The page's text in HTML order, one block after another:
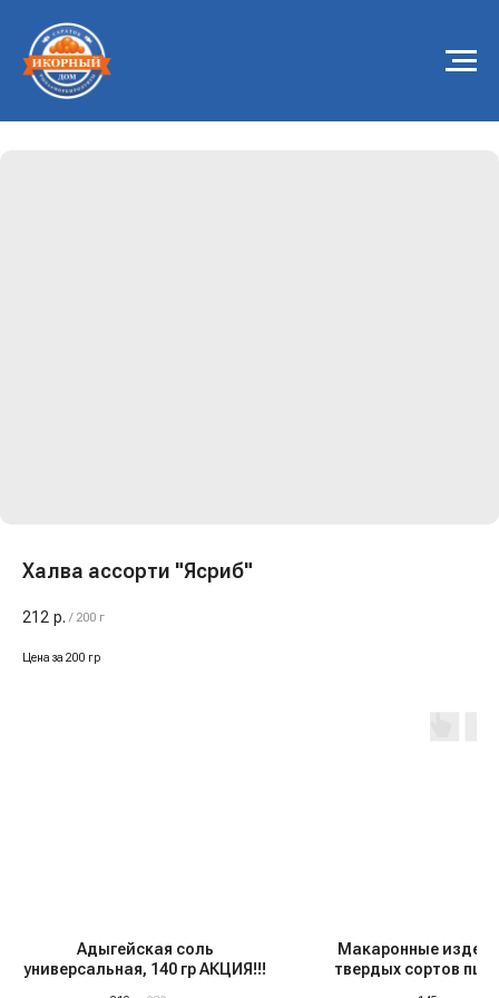
Халва ассорти "Ясриб"
212 р. / 200 г
Цена за 200 гр
Адыгейская соль
универсальная, 140 гр АКЦИЯ!!!
Макаронные
твердых сортов